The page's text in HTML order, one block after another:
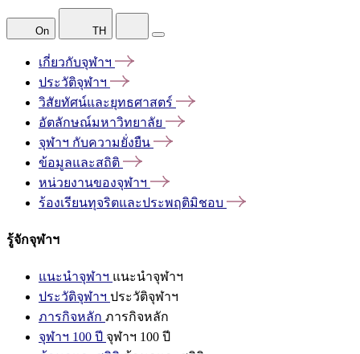
On TH
เกี่ยวกับจุฬาฯ
ประวัติจุฬาฯ
วิสัยทัศน์และยุทธศาสตร์
อัตลักษณ์มหาวิทยาลัย
จุฬาฯ กับความยั่งยืน
ข้อมูลและสถิติ
หน่วยงานของจุฬาฯ
ร้องเรียนทุจริตและประพฤติมิชอบ
รู้จักจุฬาฯ
แนะนำจุฬาฯ แนะนำจุฬาฯ
ประวัติจุฬาฯ ประวัติจุฬาฯ
ภารกิจหลัก ภารกิจหลัก
จุฬาฯ 100 ปี จุฬาฯ 100 ปี